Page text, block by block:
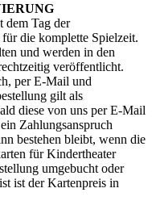
dem Tag der
die komplette Spielzeit.
und werden in den
veröffentlicht.
per E-Mail und
gilt als
diese von uns per E-Mail
Zahlungsanspruch
bestehen bleibt, wenn die
für Kindertheater
umgebucht oder
ist der Kartenpreis in